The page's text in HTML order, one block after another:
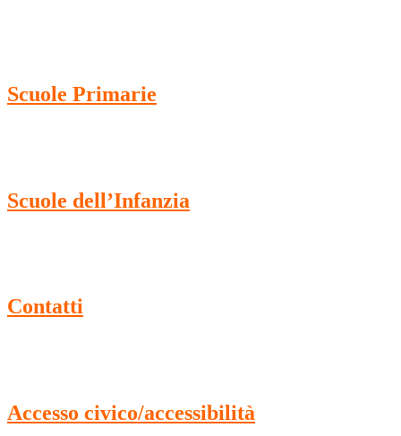
Scuole Primarie
Scuole dell’Infanzia
Contatti
Accesso civico/accessibilità